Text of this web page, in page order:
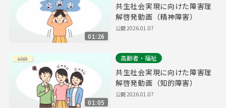
01:26
共生社会実現に向けた障害理
解啓発動画（精神障害）
公開2026.01.07
01:05
高齢者・福祉
共生社会実現に向けた障害理
解啓発動画（知的障害）
公開2026.01.07